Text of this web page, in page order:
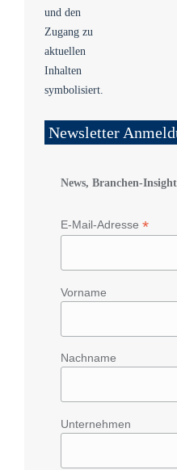
Newsletter
News, Branchen-
E-Mail-Adresse *
Vorname
Nachname
Unternehmen